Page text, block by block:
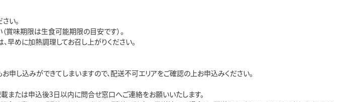
い。
賞味期限は生食可能期限の目安です）。
早めに加熱調理してお召し上がりください。
申し込みができてしまいますので、配送不可エリアをご確認の上お申込みください。
または申込後3日以内に問合せ窓口へご連絡をお願いいたします。